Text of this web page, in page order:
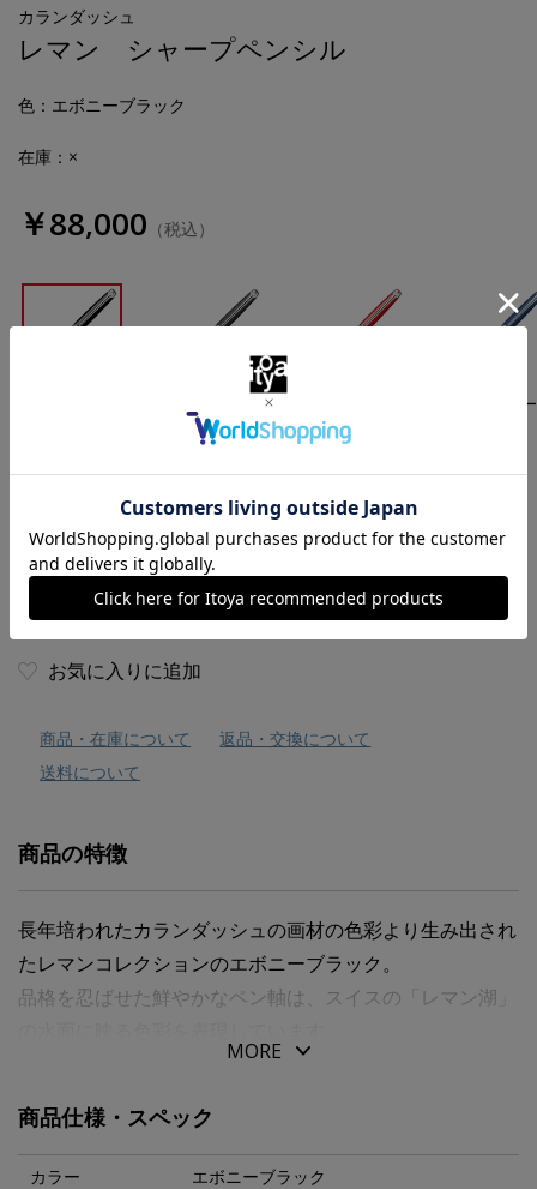
カランダッシュ
レマン シャープペンシル
色 ：エボニーブラック
在庫：×
￥88,000 （税込）
レッド
マットブルー
お気に入りに追加
商品・在庫について
返品・交換について
送料について
商品の特徴
長年培われたカランダッシュの画材の色彩より生み出され
たレマンコレクションのエボニーブラック。
品格を忍ばせた鮮やかなペン軸は、スイスの「レマン湖」
まばゆいばかりのラッカーの光沢はさらに商品を引き立て
ボディは重量感があり、手の中で安定して筆記することが
できます。
MORE
商品仕様・スペック
カラー
エボニーブラック